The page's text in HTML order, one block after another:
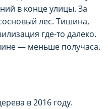
в конце улицы. За
лес. Тишина,
где-то далеко.
— меньше получаса.
в 2016 году.